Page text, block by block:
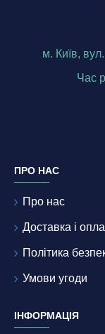
м. Київ,
Час
ПРО НАС
Про нас
Доставка і
Політика
Умови угоди
ІНФОРМАЦІЯ